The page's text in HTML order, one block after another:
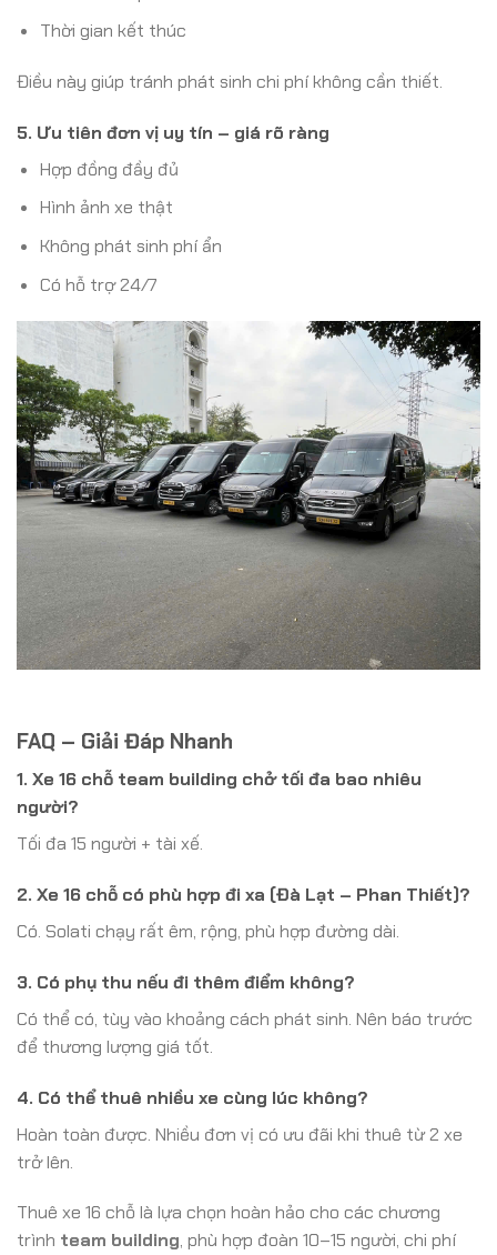
Thời gian kết thúc
Điều này giúp tránh phát sinh chi phí không cần thiết.
5. Ưu tiên đơn vị uy tín – giá rõ ràng
Hợp đồng đầy đủ
Hình ảnh xe thật
Không phát sinh phí ẩn
Có hỗ trợ 24/7
FAQ – Giải Đáp Nhanh
1. Xe 16 chỗ team building chở tối đa bao nhiêu
người?
Tối đa 15 người + tài xế.
2. Xe 16 chỗ có phù hợp đi xa (Đà Lạt – Phan Thiết)?
Có. Solati chạy rất êm, rộng, phù hợp đường dài.
3. Có phụ thu nếu đi thêm điểm không?
Có thể có, tùy vào khoảng cách phát sinh. Nên báo trước
để thương lượng giá tốt.
4. Có thể thuê nhiều xe cùng lúc không?
Hoàn toàn được. Nhiều đơn vị có ưu đãi khi thuê từ 2 xe
trở lên.
Thuê xe 16 chỗ là lựa chọn hoàn hảo cho các chương
trình team building, phù hợp đoàn 10–15 người, chi phí